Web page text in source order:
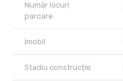
Număr locuri
parcare
Imobil
Stadiu construcție